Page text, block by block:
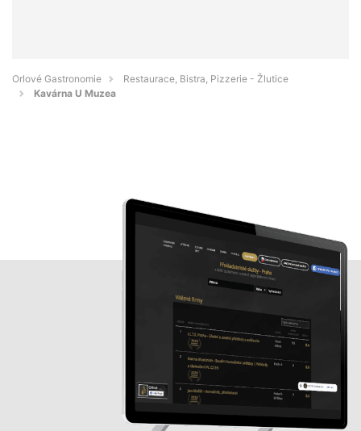
Orlové Gastronomie
Restaurace, Bistra, Pizzerie - Žlutice
Kavárna U Muzea